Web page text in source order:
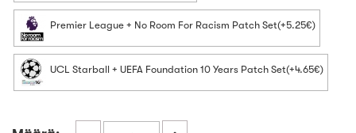
Premier League + No Room For Racism Patch Set(+5.25€)
UCL Starball + UEFA Foundation 10 Years Patch Set(+4.65€)